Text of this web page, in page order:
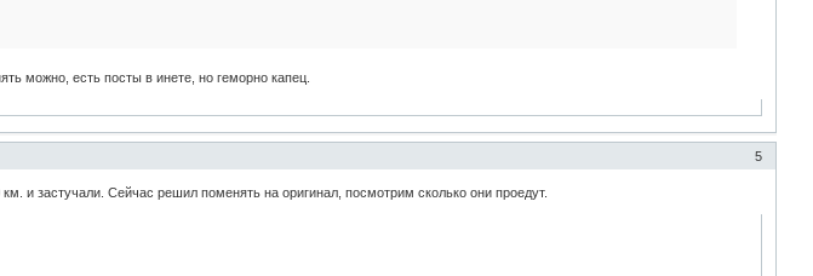
можно, есть посты в инете, но геморно капец.
5
и застучали. Сейчас решил поменять на оригинал, посмотрим сколько они проедут.